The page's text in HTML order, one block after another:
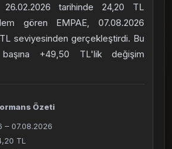
26.02.2026 tarihinde 24,20 TL
gören EMPAE, 07.08.2026
TL seviyesinden gerçekleştirdi. Bu
+49,50 TL'lik değişim
Özeti
– 07.08.2026
TL